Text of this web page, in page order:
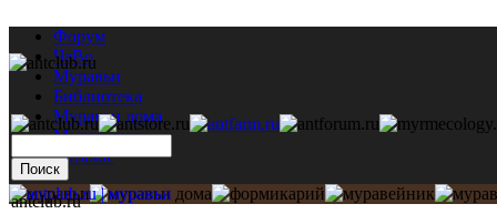
Форум
ЧаВо
Муравьи
Библиотека
Муравьи дома
Мастерская
Каталог
antclub.ru